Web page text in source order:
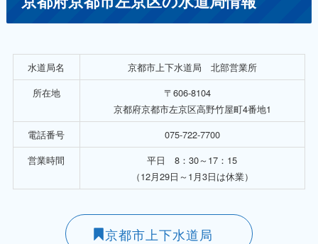
水道局名
京都市上下水道局 北部営業所
所在地
〒606-8104
京都府京都市左京区高野竹屋町4番地1
電話番号
075-722-7700
営業時間
平日 8：30～17：15
（12月29日～1月3日は休業）
京都市上下水道局